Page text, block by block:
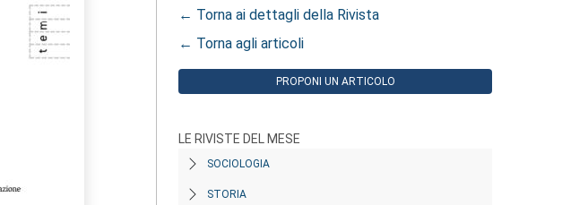
← Torna ai dettagli della Rivista
← Torna agli articoli
PROPONI UN ARTICOLO
LE RIVISTE DEL MESE
SOCIOLOGIA
STORIA